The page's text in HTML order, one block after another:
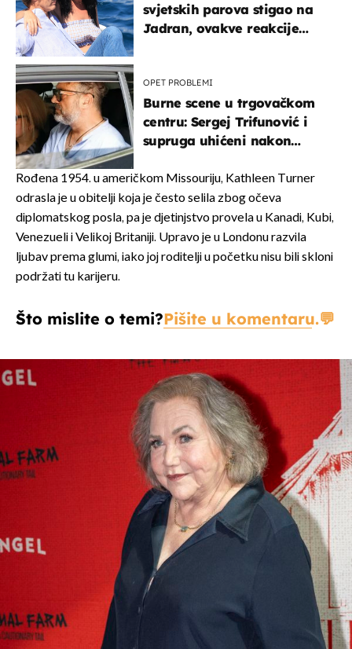
svjetskih parova stigao na
Jadran, ovakve reakcije
OPET PROBLEMI
Burne scene u trgovačkom
centru: Sergej Trifunović i
supruga uhićeni nakon
Rođena 1954. u američkom Missouriju, Kathleen Turner
odrasla je u obitelji koja je često selila zbog očeva
diplomatskog posla, pa je djetinjstvo provela u Kanadi, Kubi,
Venezueli i Velikoj Britaniji. Upravo je u Londonu razvila
ljubav prema glumi, iako joj roditelji u početku nisu bili skloni
podržati tu karijeru.
Što mislite o temi?Pišite u komentaru.